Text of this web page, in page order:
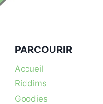
PARCOURIR
Accueil
Riddims
Goodies